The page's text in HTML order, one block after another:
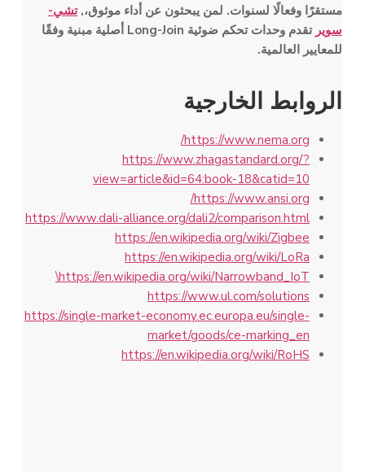
مستقرًا وفعالًا لسنوات. لمن يبحثون عن أداء موثوق،,تشي-
سوير
تقدم وحدات تحكم ضوئية Long-Join أصلية مبنية وفقًا
للمعايير العالمية.
الروابط الخارجية
https://www.nema.org/
https://www.zhagastandard.org/?
view=article&id=64:book-18&catid=10
https://www.ansi.org/
https://www.dali-alliance.org/dali2/comparison.html
https://en.wikipedia.org/wiki/Zigbee
https://en.wikipedia.org/wiki/LoRa
https://en.wikipedia.org/wiki/Narrowband_IoT\
https://www.ul.com/solutions
https://single-market-economy.ec.europa.eu/single-
market/goods/ce-marking_en
https://en.wikipedia.org/wiki/RoHS